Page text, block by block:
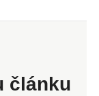
článku